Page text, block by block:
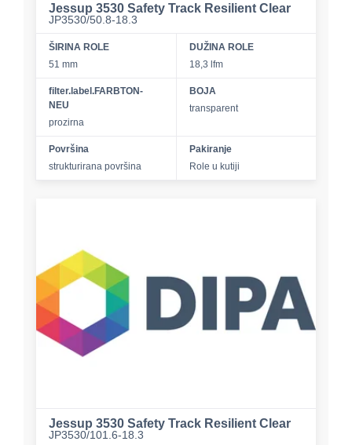
Jessup 3530 Safety Track Resilient Clear
JP3530/50.8-18.3
ŠIRINA ROLE
51 mm
DUŽINA ROLE
18,3 lfm
filter.label.FARBTON-
NEU
prozirna
BOJA
transparent
Površina
strukturirana površina
Pakiranje
Role u kutiji
Jessup 3530 Safety Track Resilient Clear
JP3530/101.6-18.3